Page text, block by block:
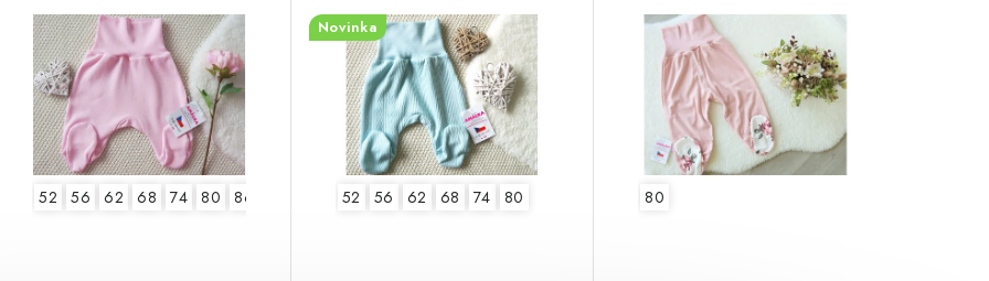
52 56 62 68 74 80 86
Novinka
52 56 62 68 74 80 80